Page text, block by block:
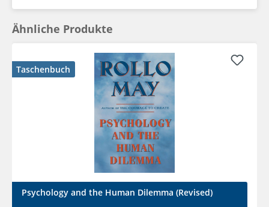
Ähnliche Produkte
Taschenbuch
Psychology and the Human Dilemma (Revised)